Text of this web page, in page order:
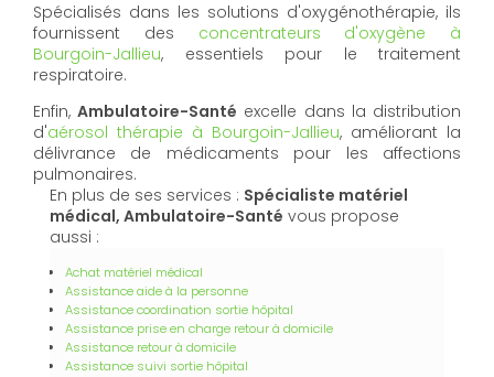
Spécialisés dans les solutions d'oxygénothérapie, ils
fournissent des concentrateurs d'oxygène à
Bourgoin-Jallieu, essentiels pour le traitement
respiratoire.
Enfin,Ambulatoire-Santé excelle dans la distribution
d'aérosol thérapie à Bourgoin-Jallieu, améliorant la
délivrance de médicaments pour les affections
pulmonaires.
En plus de ses services : Spécialiste matériel
médical, Ambulatoire-Santé vous propose
aussi :
Achat matériel médical
Assistance aide à la personne
Assistance coordination sortie hôpital
Assistance prise en charge retour à domicile
Assistance retour à domicile
Assistance suivi sortie hôpital